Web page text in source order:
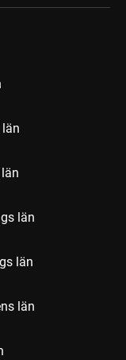
län
län
län